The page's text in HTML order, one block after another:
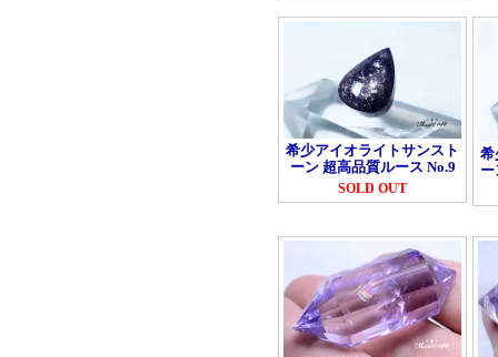
希少アイオライトサンスト
ーン 超高品質ルース No.9
SOLD OUT
希
ー